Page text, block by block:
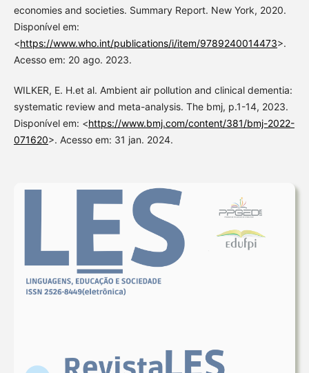
economies and societies. Summary Report. New York, 2020.
Disponível em:
<https://www.who.int/publications/i/item/9789240014473>.
Acesso em: 20 ago. 2023.
WILKER, E. H.et al. Ambient air pollution and clinical dementia:
systematic review and meta-analysis. The bmj, p.1-14, 2023.
Disponível em: <https://www.bmj.com/content/381/bmj-2022-
071620>. Acesso em: 31 jan. 2024.